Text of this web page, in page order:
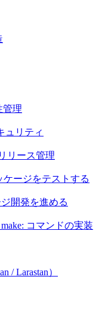
管理
ュリティ
リース管理
ケージをテストする
ジ開発を進める
コマンドの実装
/ Larastan）